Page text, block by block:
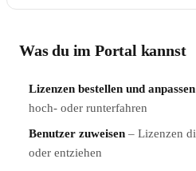
Was du im Portal kannst
Lizenzen bestellen und anpassen
hoch- oder runterfahren
Benutzer zuweisen – Lizenzen
oder entziehen